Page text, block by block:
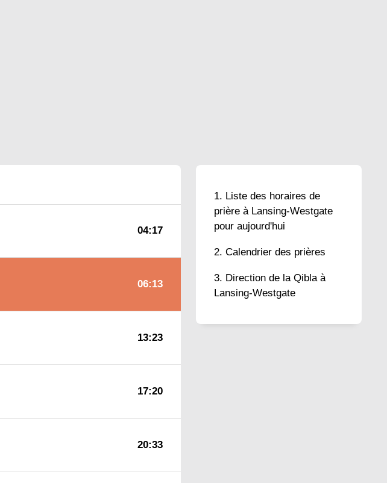
Liste des horaires de
prière à Lansing-Westgate
pour aujourd'hui
Calendrier des prières
Direction de la Qibla à
Lansing-Westgate
04:17
06:13
13:23
17:20
20:33